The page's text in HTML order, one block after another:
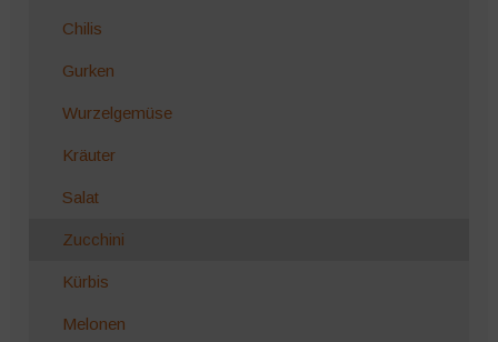
Chilis
Gurken
Wurzelgemüse
Kräuter
Salat
Zucchini
Kürbis
Melonen